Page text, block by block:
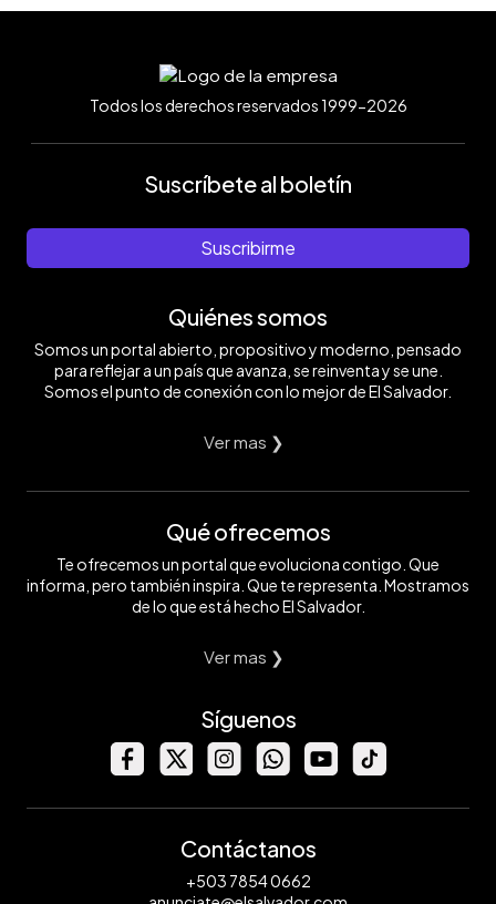
Todos los derechos reservados 1999-2026
Suscríbete al boletín
Suscribirme
Quiénes somos
Somos un portal abierto, propositivo y moderno, pensado
para reflejar a un país que avanza, se reinventa y se une.
Somos el punto de conexión con lo mejor de El Salvador.
Ver mas ❯
Qué ofrecemos
Te ofrecemos un portal que evoluciona contigo. Que
informa, pero también inspira. Que te representa. Mostramos
de lo que está hecho El Salvador.
Ver mas ❯
Síguenos
Contáctanos
+503 7854 0662